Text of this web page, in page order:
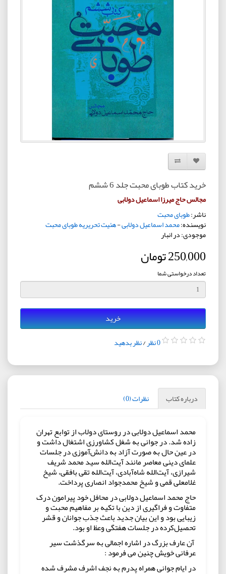
افزودن به لیست دلخواه
مقایسه این محصول
خرید کتاب طوبای محبت جلد 6 ششم
مجالس حاج میرزا اسماعیل دولابی
ناشر:طوبای محبت
نویسنده:محمد اسماعیل دولابی-هئیت تحریریه طوبای محبت
موجودی: در انبار
250,000 تومان
تعداد درخواستی شما
خرید
0 نظر /نظر بدهید
درباره کتاب نظرات (0)
محمد اسماعیل دولابی در روستای دولاب از توابع تهران
زاده شد. در جوانی به شغل کشاورزی اشتغال داشت و
در عین حال به صورت آزاد به دانش‌آموزی در جلسات
علمای دینی معاصر مانند آیت‌الله سید محمد شریف
شیرازی، آیت‌الله شاه‌آبادی، آیت‌الله تقی بافقی، شیخ
غلامعلی قمی و شیخ محمدجواد انصاری پرداخت.
حاج محمد اسماعیل دولابی در محافل خود پیرامون درک
متفاوت و فراگیری از دین با تکیه بر مفاهیم محبت و
زیبایی بود و این بیان جدید باعث جذب جوانان و قشر
تحصیل‌کرده در جلسات هفتگی وعظ او بود.
آن عارف بزرگ در اشاره اجمالی به سرگذشت سیر
عرفانی خویش چنین می فرمود :
در ایام جوانی همراه پدرم به نجف اشرف مشرف شده